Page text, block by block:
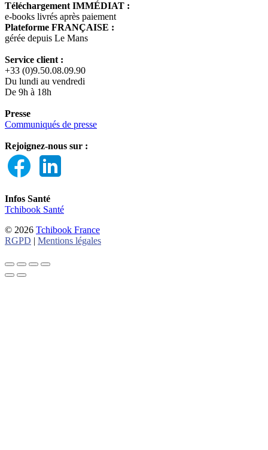
Téléchargement IMMÉDIAT :
e-books livrés après paiement
Plateforme FRANÇAISE :
gérée depuis Le Mans
Service client :
+33 (0)9.50.08.09.90
Du lundi au vendredi
De 9h à 18h
Presse
Communiqués de presse
Rejoignez-nous sur :
Infos Santé
Tchibook Santé
© 2026 Tchibook France
RGPD | Mentions légales